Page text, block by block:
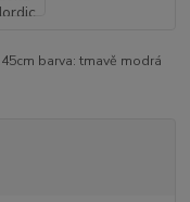
barva: tmavě modrá